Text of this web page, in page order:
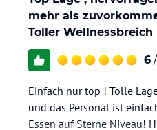
mehr als
Toller Wellnessbreich
6
Einfach nur top ! Tolle
und das Personal ist
Essen auf Sterne Niveau!